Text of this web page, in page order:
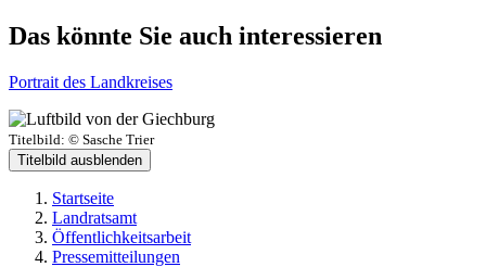
Das könnte Sie auch interessieren
Portrait des Landkreises
Titelbild: © Sasche Trier
Titelbild ausblenden
Startseite
Landratsamt
Öffentlichkeitsarbeit
Pressemitteilungen